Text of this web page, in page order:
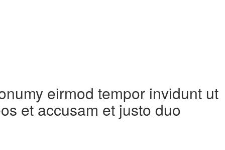
eirmod tempor invidunt ut
et accusam et justo duo